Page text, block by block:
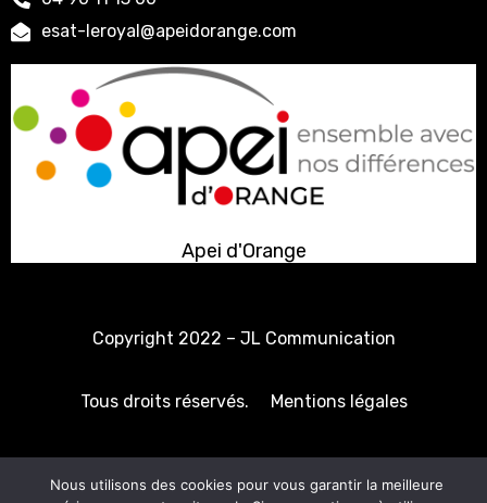
esat-leroyal@apeidorange.com
Apei d'Orange
Copyright 2022 – JL Communication
Tous droits réservés. Mentions légales
Politique de confidentialité
Nous utilisons des cookies pour vous garantir la meilleure